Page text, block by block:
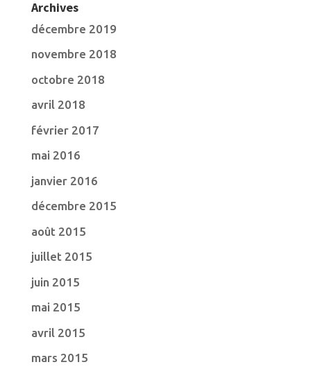
Archives
décembre 2019
novembre 2018
octobre 2018
avril 2018
février 2017
mai 2016
janvier 2016
décembre 2015
août 2015
juillet 2015
juin 2015
mai 2015
avril 2015
mars 2015